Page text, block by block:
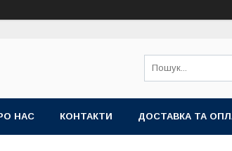
НАС КОНТАКТИ ДОСТАВКА ТА